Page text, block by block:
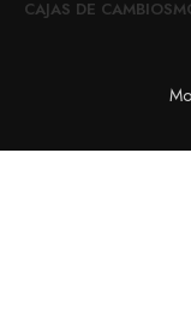
CAJAS DE CAMBIOS